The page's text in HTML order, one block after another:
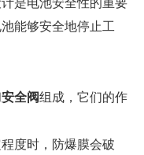
能够安全地停止工
安全阀组成，它们的作
度时，防爆膜会破